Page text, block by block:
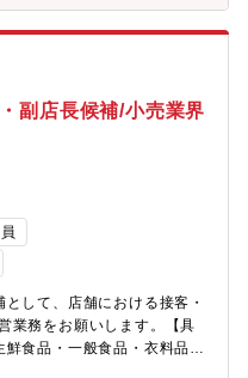
ーンストアを視察する海外
います。※※店舗の営業時
の店舗あり)※残業月20h
業代は全額支給
副店長候補/小売業界
して、店舗における接客・
業務をお願いします。【具
食品・一般食品・衣料品・